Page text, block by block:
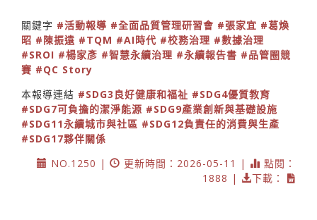
關鍵字 #活動報導 #全面品質管理研習會 #張家宜 #葛煥
昭 #陳振遠 #TQM #AI時代 #校務治理 #數據治理
#SROI #楊家彥 #智慧永續治理 #永續報告書 #品管圈競
賽 #QC Story
本報導連結 #SDG3良好健康和福祉 #SDG4優質教育
#SDG7可負擔的潔淨能源 #SDG9產業創新與基礎設施
#SDG11永續城市與社區 #SDG12負責任的消費與生產
#SDG17夥伴關係
NO.1250 |
更新時間：2026-05-11 |
點閱：
1888 |
下載：